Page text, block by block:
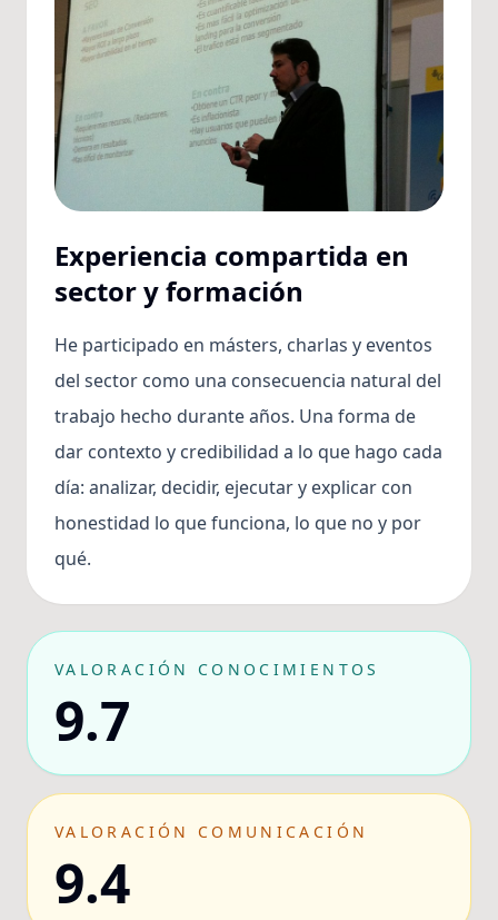
Experiencia compartida en
sector y formación
He participado en másters, charlas y eventos
del sector como una consecuencia natural del
trabajo hecho durante años. Una forma de
dar contexto y credibilidad a lo que hago cada
día: analizar, decidir, ejecutar y explicar con
honestidad lo que funciona, lo que no y por
qué.
VALORACIÓN CONOCIMIENTOS
9.7
VALORACIÓN COMUNICACIÓN
9.4